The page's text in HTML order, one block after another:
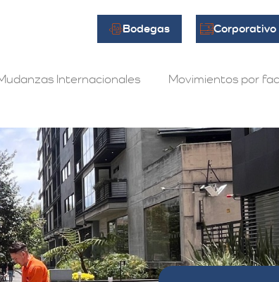
Bodegas Corporativo
Internacionales Movimientos por